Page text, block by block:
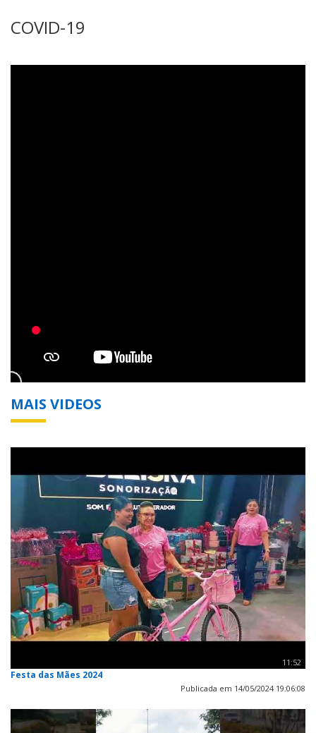
COVID-19
MAIS VIDEOS
11:52
Festa das Mães 2024
Publicada em 14/05/2024 19:06:08